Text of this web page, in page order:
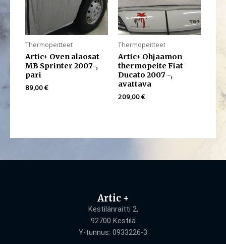
Thermopeitteet
Artic+ Oven alaosat
MB Sprinter 2007-,
pari
89,00€
Thermopeitteet
Artic+ Ohjaamon
thermopeite Fiat
Ducato 2007 -,
avattava
209,00€
Artic +
Kestilänraitti 2,
92700 Kestilä
Y-tunnus: 0933226-3